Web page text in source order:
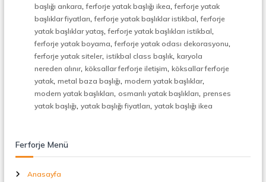
e
r
d
v
e
n
,
M
t
e
başlığı ankara,ferforje yatak başlığı ikea,ferforje yatak
başlıklar fiyatları,ferforje yatak başlıklar istikbal,ferforje
yatak başlıklar yataş,ferforje yatak başlıkları istikbal,
ferforje yatak boyama,ferforje yatak odası dekorasyonu,
ferforje yatak siteler, istikbal class başlık, karyola
nereden alınır, köksallar ferforje iletişim, köksallar ferforje
yatak, metal baza başlığı, modern yatak başlıklar,
modern yatak başlıkları, osmanlı yatak başlıkları, prenses
yatak başlığı, yatak başlığı fiyatları, yatak başlığı ikea
Ferforje Menü
Anasayfa